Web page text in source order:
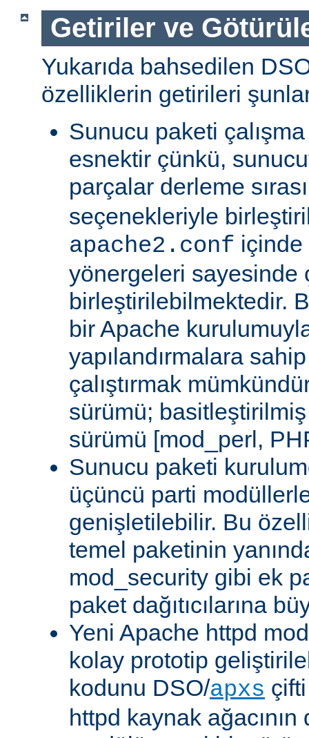
Getiriler ve
Yukarıda bahsedilen
özelliklerin getirileri
Sunucu paketi
esnektir çünkü,
parçalar derleme
seçenekleriyle
apache2.conf içinde
yönergeleri sayesinde
birleştirilebilmektedir.
bir Apache
yapılandırmalara
çalıştırmak
sürümü;
sürümü [mod_perl,
Sunucu paketi
üçüncü parti
genişletilebilir. Bu
temel paketinin
mod_security gibi ek
paket dağıtıcılarına
Yeni Apache httpd
kolay prototip
kodunu DSO/apxs
httpd kaynak ağacının